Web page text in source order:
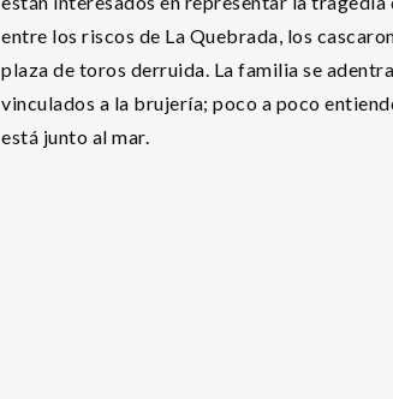
entre los riscos de La Quebrada, los
plaza de toros derruida. La familia se
vinculados a la brujería; poco a poco
está junto al mar.